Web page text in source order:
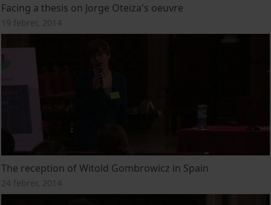
Facing a thesis on Jorge Oteiza's oeuvre
19 febrer, 2014
The reception of Witold Gombrowicz in Spain
24 febrer, 2014